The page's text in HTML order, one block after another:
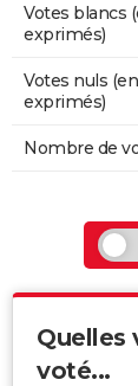
Votes blancs
exprimés)
Votes nuls
exprimés)
Nombre de
Quelles
voté...